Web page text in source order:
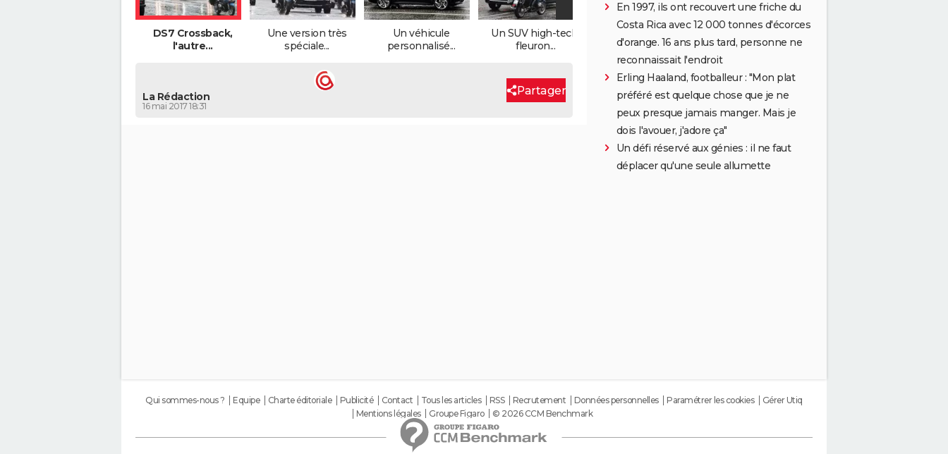
DS7 Crossback,
l'autre...
Une version très
spéciale...
Un véhicule
personnalisé...
Un SUV high-tech,
fleuron...
La Rédaction
16 mai 2017 18:31
Partager
En 1997, ils ont recouvert une friche du
Costa Rica avec 12 000 tonnes d'écorces
d'orange. 16 ans plus tard, personne ne
reconnaissait l'endroit
Erling Haaland, footballeur : "Mon plat
préféré est quelque chose que je ne
peux presque jamais manger. Mais je
dois l'avouer, j'adore ça"
Un défi réservé aux génies : il ne faut
déplacer qu'une seule allumette
Qui sommes-nous ? Equipe Charte éditoriale Publicité Contact Tous les articles RSS Recrutement Données personnelles Paramétrer les cookies
Gérer Utiq
Mentions légales
Groupe Figaro © 2026 CCM Benchmark